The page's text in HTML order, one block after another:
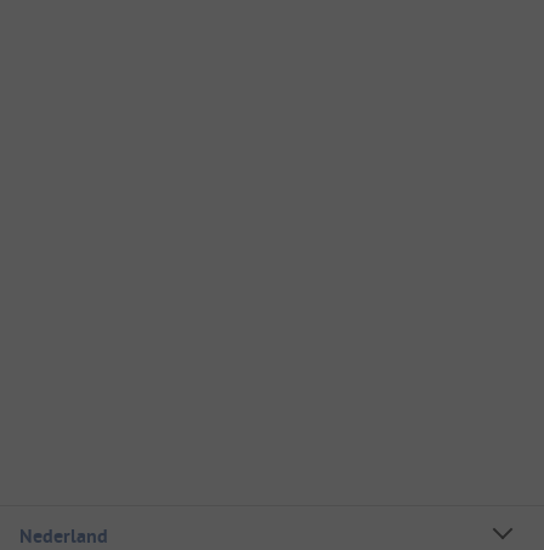
Nederland